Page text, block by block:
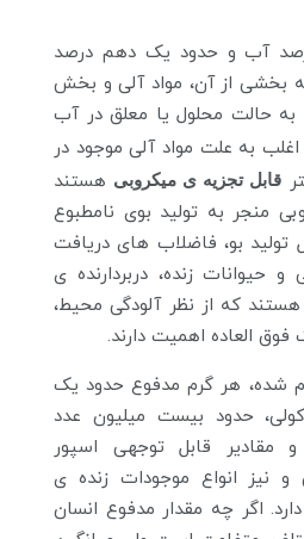
99/9 درصد آب و حدود یک دهم درصد
که بخشی از آن، مواد آلی و بخش
به حالت محلول یا معلق در آب
اغلب به علت مواد آلی موجود در
قابل تجزیه ی میکروبی هستند
منجر به تولید بوی نامطبوع
تولید بو، فاضلاب های دریافت
حیوانات زنده، دربردارنده ی
هستند که از نظر آلودگی محیط،
العاده اهمیت دارند.
شده، هر گرم مدفوع حدود یک
حدود بیست میلیون عدد
مقادیر قابل توجهی اسپور
و نیز انواع موجودات زنده ی
دارد. اگر چه مقدار مدفوع انسان